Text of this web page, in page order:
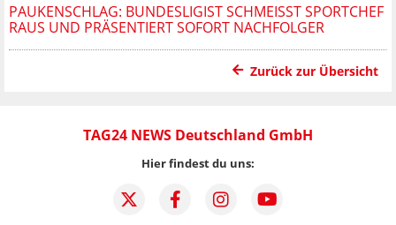
PAUKENSCHLAG: BUNDESLIGIST SCHMEISST SPORTCHEF R
AUS UND PRÄSENTIERT SOFORT NACHFOLGER
Zurück zur Übersicht
TAG24 NEWS Deutschland GmbH
Hier findest du uns: